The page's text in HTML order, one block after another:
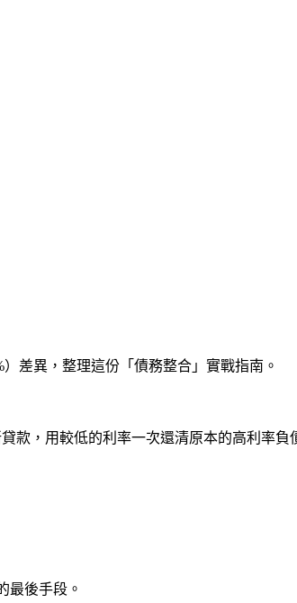
差異，整理這份「債務整合」實戰指南。
款 ，用較低的利率一次還清原本的高利率負
最後手段。